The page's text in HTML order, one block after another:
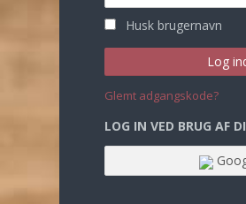
Husk brugernavn
Glemt adgangskode?
LOG IN VED BRUG AF